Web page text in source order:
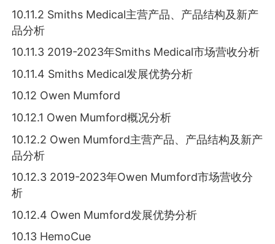
10.11.2 Smiths Medical主营产品、产品结构及新产
品分析
10.11.3 2019-2023年Smiths Medical市场营收分析
10.11.4 Smiths Medical发展优势分析
10.12 Owen Mumford
10.12.1 Owen Mumford概况分析
10.12.2 Owen Mumford主营产品、产品结构及新产
品分析
10.12.3 2019-2023年Owen Mumford市场营收分
析
10.12.4 Owen Mumford发展优势分析
10.13 HemoCue